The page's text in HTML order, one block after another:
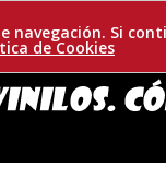
Si
de Cookies